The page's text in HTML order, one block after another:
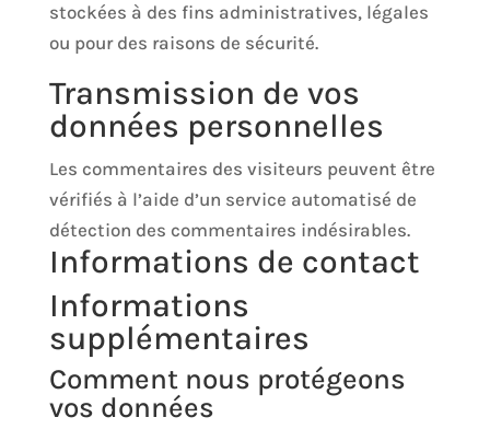
stockées à des fins administratives, légales
ou pour des raisons de sécurité.
Transmission de vos
données personnelles
Les commentaires des visiteurs peuvent être
vérifiés à l’aide d’un service automatisé de
détection des commentaires indésirables.
Informations de contact
Informations
supplémentaires
Comment nous protégeons
vos données